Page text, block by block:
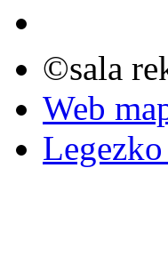
©sala
Web